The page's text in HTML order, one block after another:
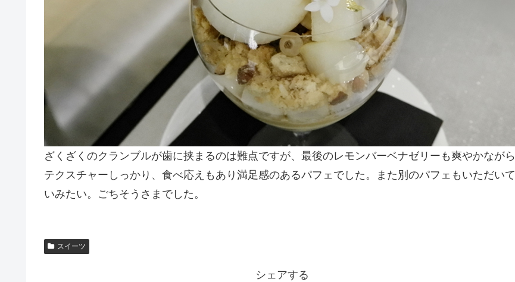
ざくざくのクランブルが歯に挟まるのは難点ですが、最後のレモンバーベナゼリーも爽やかながら
テクスチャーしっかり、食べ応えもあり満足感のあるパフェでした。また別のパフェもいただいて
いみたい。ごちそうさまでした。
スイーツ
シェアする